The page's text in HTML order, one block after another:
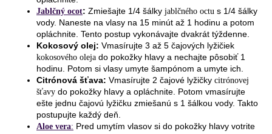
Jablčný ocot: Zmiešajte 1/4 šálky jablčného octu s 1/4 šálky
vody. Naneste na vlasy na 15 minút až 1 hodinu a potom
opláchnite. Tento postup vykonávajte dvakrát týždenne.
Kokosový olej: Vmasírujte 3 až 5 čajových lyžičiek
kokosového oleja do pokožky hlavy a nechajte pôsobiť 1
hodinu. Potom si vlasy umyte šampónom a umyte ich.
Citrónová šťava: Vmasírujte 2 čajové lyžičky citrónovej
šťavy do pokožky hlavy a opláchnite. Potom vmasírujte
ešte jednu čajovú lyžičku zmiešanú s 1 šálkou vody. Takto
postupujte každý deň.
Aloe vera: Pred umytím vlasov si do pokožky hlavy votrite